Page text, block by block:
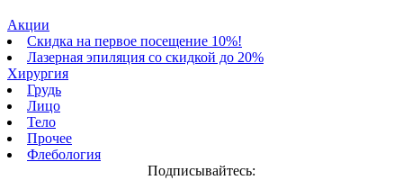
Акции
Скидка на первое посещение 10%!
Лазерная эпиляция со скидкой до 20%
Хирургия
Грудь
Лицо
Тело
Прочее
Флебология
Подписывайтесь: